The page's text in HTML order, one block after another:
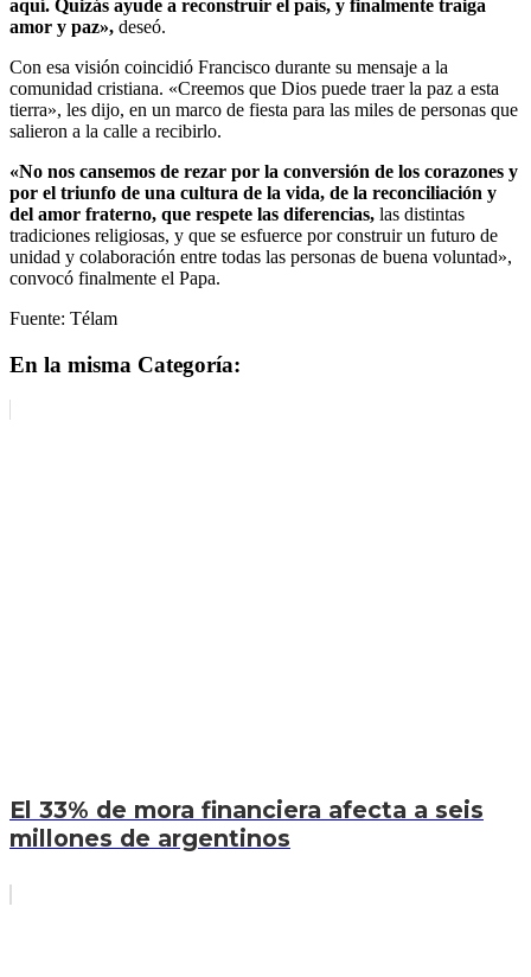
aquí. Quizás ayude a reconstruir el país, y finalmente traiga
amor y paz», deseó.
Con esa visión coincidió Francisco durante su mensaje a la
comunidad cristiana. «Creemos que Dios puede traer la paz a esta
tierra», les dijo, en un marco de fiesta para las miles de personas que
salieron a la calle a recibirlo.
«No nos cansemos de rezar por la conversión de los corazones y
por el triunfo de una cultura de la vida, de la reconciliación y
del amor fraterno, que respete las diferencias, las distintas
tradiciones religiosas, y que se esfuerce por construir un futuro de
unidad y colaboración entre todas las personas de buena voluntad»,
convocó finalmente el Papa.
Fuente: Télam
En la misma Categoría:
El 33% de mora financiera afecta a seis
millones de argentinos